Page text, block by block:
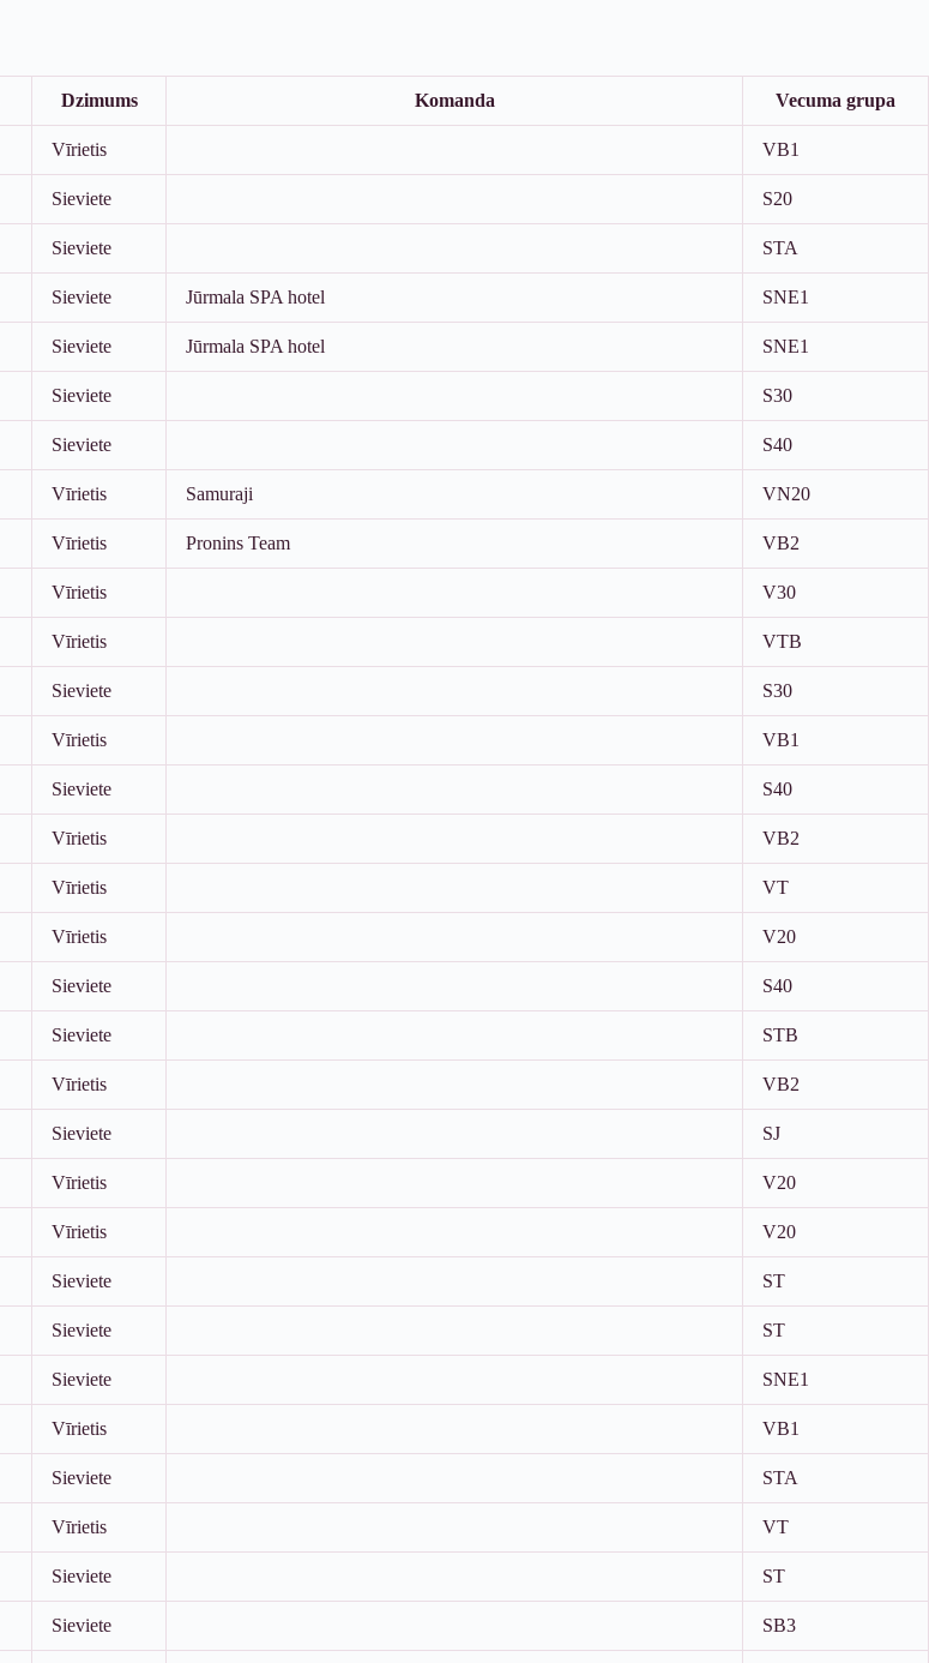
Dzimums Komanda Vecuma grupa
Vīrietis VB1
Sieviete S20
Sieviete STA
Sieviete Jūrmala SPA hotel SNE1
Sieviete Jūrmala SPA hotel SNE1
Sieviete S30
Sieviete S40
Vīrietis Samuraji VN20
Vīrietis Pronins Team VB2
Vīrietis V30
Vīrietis VTB
Sieviete S30
Vīrietis VB1
Sieviete S40
Vīrietis VB2
Vīrietis VT
Vīrietis V20
Sieviete S40
Sieviete STB
Vīrietis VB2
Sieviete SJ
Vīrietis V20
Vīrietis V20
Sieviete ST
Sieviete ST
Sieviete SNE1
Vīrietis VB1
Sieviete STA
Vīrietis VT
Sieviete ST
Sieviete SB3